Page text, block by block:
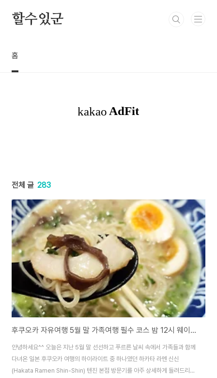
할수있군
홈
전체 글 283
후쿠오카 자유여행 5월 말 가족여행 필수 코스 밤 12시 웨이팅도 아깝지 않은 하카타 라멘 신신(Shin-Shin) 텐진 본점 솔직 후기
안녕하세요^^ 오늘은 지난 5월 말 선선하고 푸르른 날씨 속에서 가족들과 함께
다녀온 일본 후쿠오카 여행의 하이라이트 중 하나였던 하카타 라멘 신신
(Hakata Ramen Shin-Shin) 텐진 본점 방문기를 아주 상세하게 들려드리려